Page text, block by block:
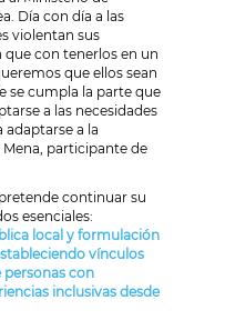
Día con día a las
violentan sus
que con tenerlos en un
que ellos sean
se cumpla la parte que
a las necesidades
adaptarse a la
Mena, participante de
continuar su
esenciales:
local y formulación
vínculos
personas con
inclusivas desde